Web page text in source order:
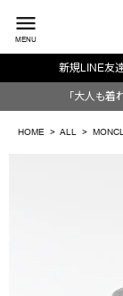
menu
MENU
ようこそ ゲスト 様
新規LINE友
「大人も着
HOME ALL